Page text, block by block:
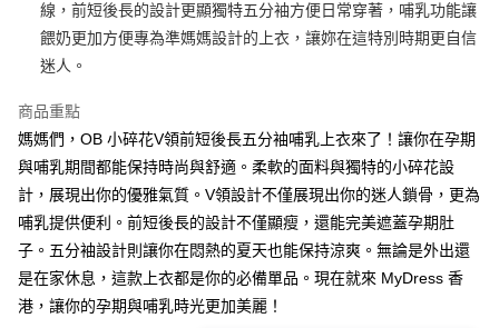
WeChat Pay
送貨方式
付款後順豐自助櫃
每筆HK$40.00，滿HK$350.00或以上免運費
付款後順豐站及營業點
付款後順豐合作便利店
每筆HK$40.00，滿HK$350.00或以上免運費
線，前短後長的設計更顯獨特五分袖方便日常穿著，哺乳功能讓
餵奶更加方便專為準媽媽設計的上衣，讓妳在這特別時期更自信
迷人。
商品重點
媽媽們，OB 小碎花V領前短後長五分袖哺乳上衣來了！讓你在孕期
與哺乳期間都能保持時尚與舒適。柔軟的面料與獨特的小碎花設
計，展現出你的優雅氣質。V領設計不僅展現出你的迷人鎖骨，更為
哺乳提供便利。前短後長的設計不僅顯瘦，還能完美遮蓋孕期肚
子。五分袖設計則讓你在悶熱的夏天也能保持涼爽。無論是外出還
是在家休息，這款上衣都是你的必備單品。現在就來 MyDress 香
港，讓你的孕期與哺乳時光更加美麗！